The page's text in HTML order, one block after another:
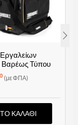
Βαρέως Τύπου
StackTech Tool
S-80C
(με ΦΠΑ)
ΚΑΛΆΘΙ